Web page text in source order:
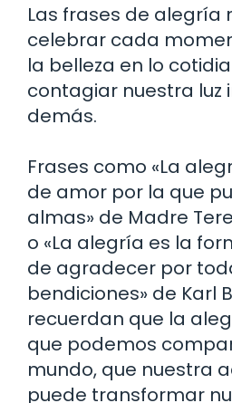
Las frases de alegría
celebrar cada
la belleza en lo
contagiar nuestra luz
demás.
Frases como «La
de amor por la que
almas» de Madre
o «La alegría es la
de agradecer por
bendiciones» de Karl
recuerdan que la
que podemos
mundo, que nuestra
puede transformar